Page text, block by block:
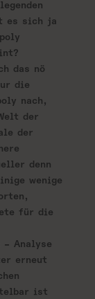
es sich ja
das nö
die
nach,
der
der
denn
wenige
für die
Analyse
erneut
ist